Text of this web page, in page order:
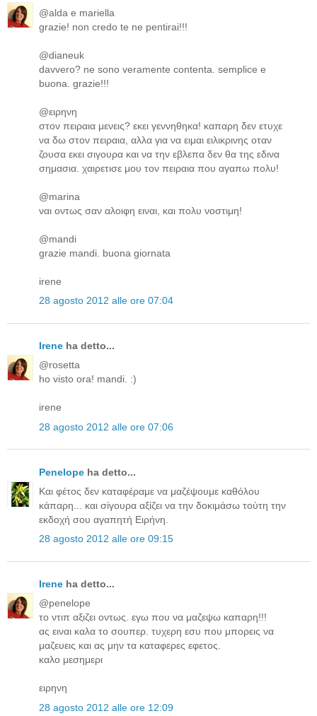
@alda e mariella
grazie! non credo te ne pentirai!!!
@dianeuk
davvero? ne sono veramente contenta. semplice e
buona. grazie!!!
@ειρηνη
στον πειραια μενεις? εκει γεννηθηκα! καπαρη δεν ετυχε
να δω στον πειραια, αλλα για να ειμαι ειλικρινης οταν
ζουσα εκει σιγουρα και να την εβλεπα δεν θα της εδινα
σημασια. χαιρετισε μου τον πειραια που αγαπω πολυ!
@marina
ναι οντως σαν αλοιφη ειναι, και πολυ νοστιμη!
@mandi
grazie mandi. buona giornata
irene
28 agosto 2012 alle ore 07:04
Irene ha detto...
@rosetta
ho visto ora! mandi. :)
irene
28 agosto 2012 alle ore 07:06
Penelope ha detto...
Και φέτος δεν καταφέραμε να μαζέψουμε καθόλου
κάπαρη... και σίγουρα αξίζει να την δοκιμάσω τούτη την
εκδοχή σου αγαπητή Ειρήνη.
28 agosto 2012 alle ore 09:15
Irene ha detto...
@penelope
το ντιπ αξιζει οντως. εγω που να μαζεψω καπαρη!!!
ας ειναι καλα το σουπερ. τυχερη εσυ που μπορεις να
μαζευεις και ας μην τα καταφερες εφετος.
καλο μεσημερι
ειρηνη
28 agosto 2012 alle ore 12:09